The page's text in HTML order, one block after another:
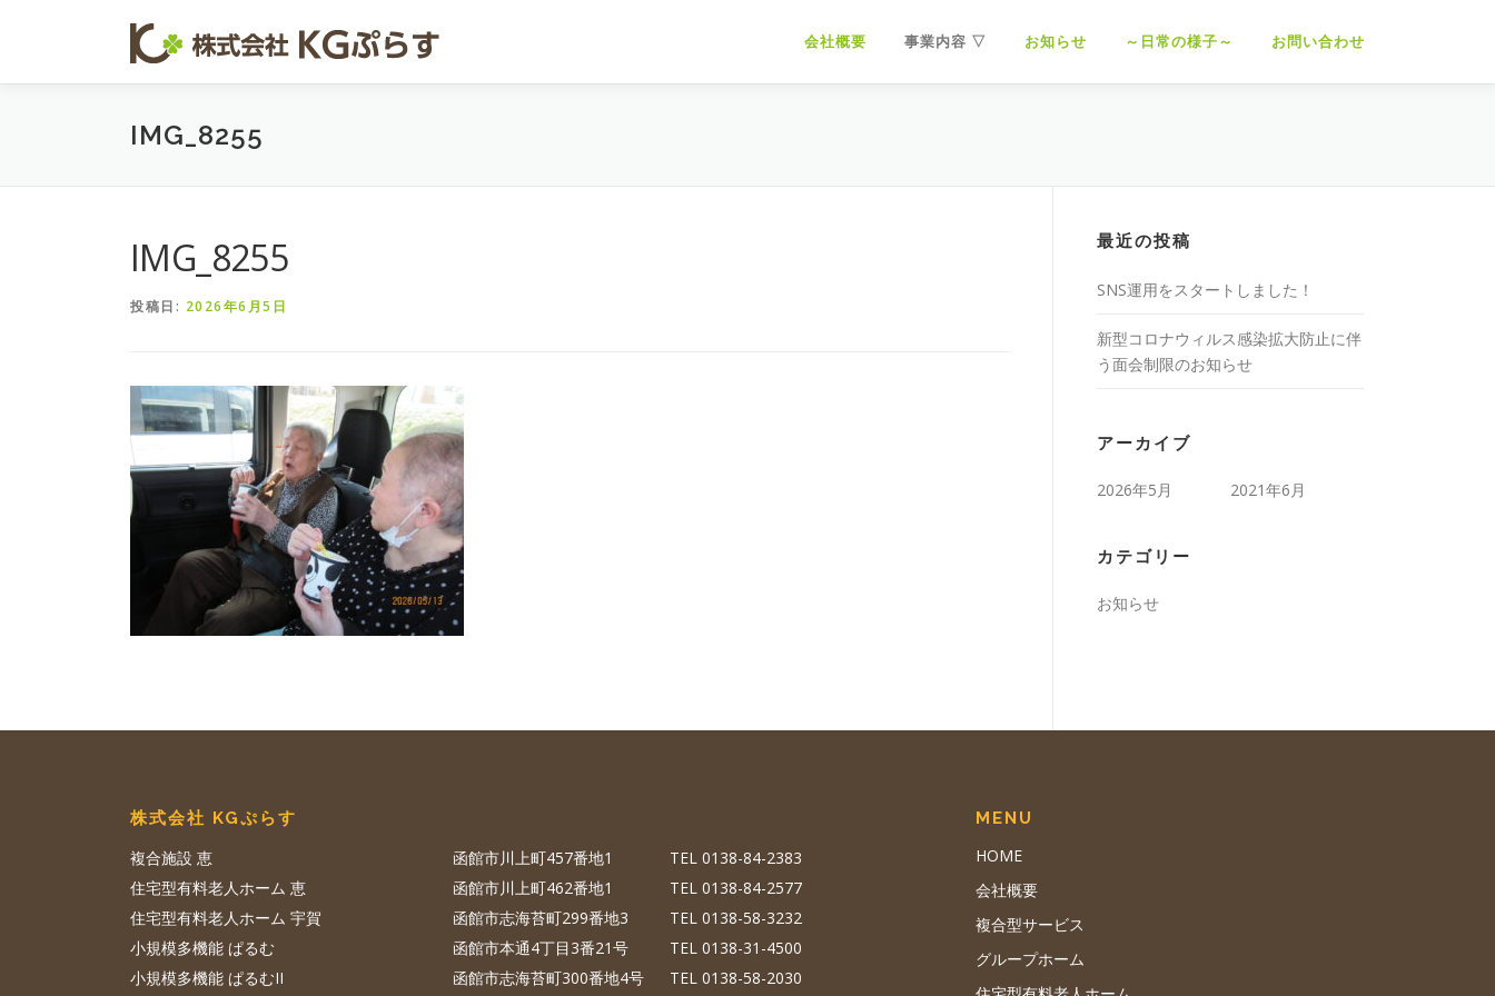
会社概要 事業内容 ▽ お知らせ ～日常の様子～ お問い合わせ
IMG_8255
IMG_8255
投稿日: 2026年6月5日
最近の投稿
SNS運用をスタートしました！
新型コロナウィルス感染拡大防止に伴
う面会制限のお知らせ
アーカイブ
2026年5月 2021年6月
カテゴリー
お知らせ
株式会社 KGぷらす
複合施設 恵 函館市川上町457番地1
TEL 0138-84-2383
住宅型有料老人ホーム 恵
函館市川上町462番地1
TEL 0138-84-2577
住宅型有料老人ホーム 宇賀
函館市志海苔町299番地3
TEL 0138-58-3232
小規模多機能 ぱるむ
函館市本通4丁目3番21号
TEL 0138-31-4500
小規模多機能 ぱるむII
函館市志海苔町300番地4号 TEL 0138-58-2030
MENU
HOME
会社概要
複合型サービス
グループホーム